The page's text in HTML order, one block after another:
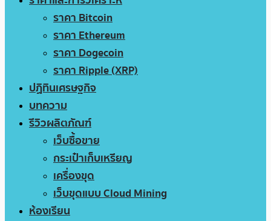
ราคา Bitcoin
ราคา Ethereum
ราคา Dogecoin
ราคา Ripple (XRP)
ปฏิทินเศรษฐกิจ
บทความ
รีวิวผลิตภัณฑ์
เว็บซื้อขาย
กระเป๋าเก็บเหรียญ
เครื่องขุด
เว็บขุดแบบ Cloud Mining
ห้องเรียน